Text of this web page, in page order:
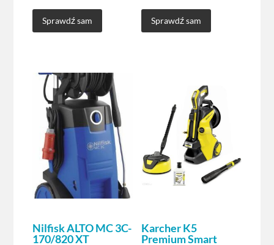
Sprawdź sam Sprawdź sam
Nilfisk ALTO MC 3C-
170/820 XT
Karcher K5
Premium Smart